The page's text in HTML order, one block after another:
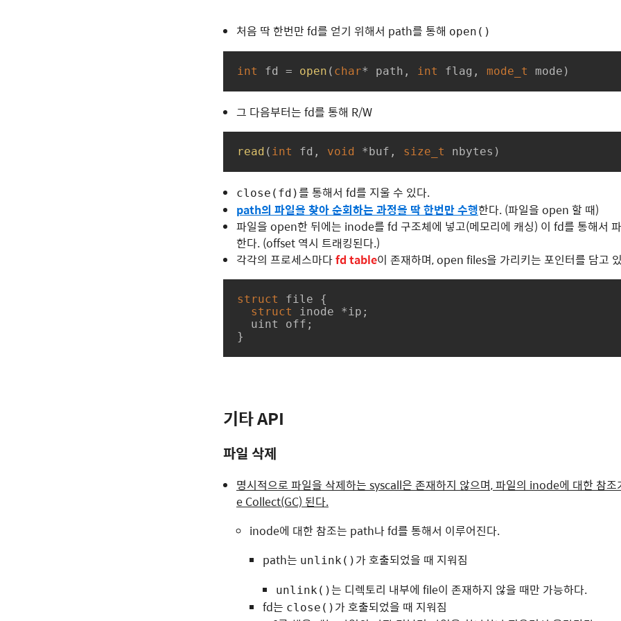
처음 딱 한번만 fd를 얻기 위해서 path를 통해 open()
int fd = open ( char* path, int flag, mode_t mode)
그 다음부터는 fd를 통해 R/W
read ( int fd, void *buf, size_t nbytes)
close(fd)를 통해서 fd를 지울 수 있다.
path의 파일을 찾아 순회하는 과정을 딱 한번만 수행한다. (파일을 open 할 때)
파일을 open한 뒤에는 inode를 fd 구조체에 넣고(메모리에 캐싱) 이 fd를 통해서
한다. (offset 역시 트래킹된다.)
각각의 프로세스마다fd table이 존재하며, open files을 가리키는 포인터를 담고
struct file {
struct
inode * ip ;
}
기타 API
파일 삭제
명시적으로 파일을 삭제하는 syscall은 존재하지 않으며, 파일의 inode에 대한 참
e Collect(GC) 된다.
inode에 대한 참조는 path나 fd를 통해서 이루어진다.
path는 unlink() 가 호출되었을 때 지워짐
unlink()는 디렉토리 내부에 file이 존재하지 않을 때만 가능하다.
fd는 close() 가 호출되었을 때 지워짐